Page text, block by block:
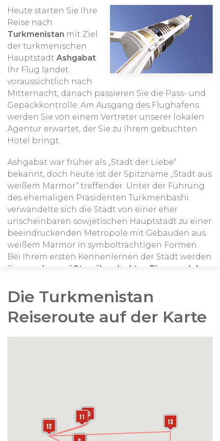
Heute starten Sie Ihre
Reise nach
Turkmenistan mit Ziel
der turkmenischen
Hauptstadt Ashgabat
Ihr Flug landet
voraussichtlich nach
Mitternacht, danach passieren Sie die Pass- und
Gepäckkontrolle. Am Ausgang des Flughafens
werden Sie von einem Vertreter unserer lokalen
Agentur erwartet, der Sie zu Ihrem gebuchten
Hotel bringt.
Ashgabat war früher als „Stadt der Liebe“
bekannt, doch heute ist der Spitzname „Stadt aus
weißem Marmor“ treffender. Unter der Führung
des ehemaligen Präsidenten Turkmenbashi
verwandelte sich die Stadt von einer eher
unscheinbaren sowjetischen Hauptstadt zu einer
beeindruckenden Metropole mit Gebäuden aus
weißem Marmor in symbolträchtigen Formen.
Bei Ihrem ersten Kennenlernen der Stadt werden
Sie von
dem größten überdachten Riesenrad der
begeistert sein, die die Stadt prägen. Dieser erste
Eindruck vermittelt sofort ein Bild der
einzigartigen Architektur und Grandeur, die
Die Turkmenistan
Reiseroute auf der Karte